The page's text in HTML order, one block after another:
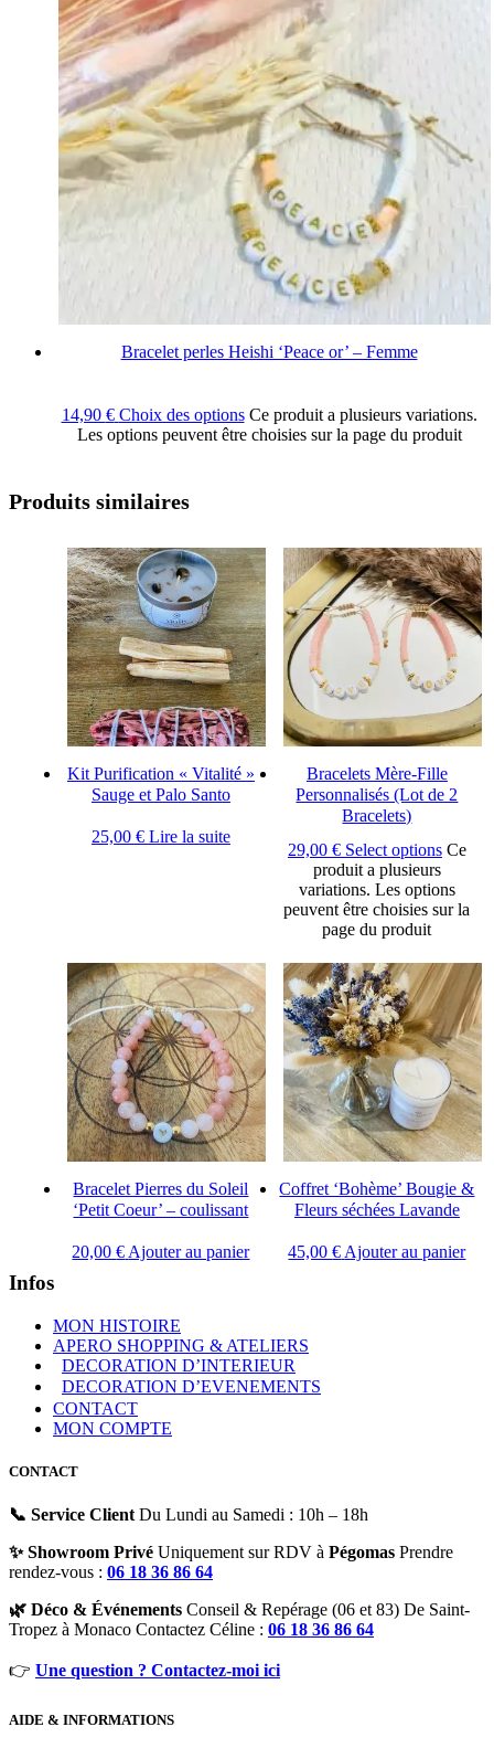
Bracelet perles Heishi ‘Peace or’ – Femme
14,90 € Choix des options Ce produit a plusieurs variations.
Les options peuvent être choisies sur la page du produit
Produits similaires
Kit Purification « Vitalité »
Sauge et Palo Santo
25,00 € Lire la suite
Bracelets Mère-Fille
Personnalisés (Lot de 2
Bracelets)
29,00 € Select options Ce
produit a plusieurs
variations. Les options
peuvent être choisies sur la
page du produit
Bracelet Pierres du Soleil
‘Petit Coeur’ – coulissant
20,00€ Ajouter au panier
Coffret ‘Bohème’ Bougie &
Fleurs séchées Lavande
45,00€ Ajouter au panier
Infos
MON HISTOIRE
APERO SHOPPING & ATELIERS
DECORATION D’INTERIEUR
DECORATION D’EVENEMENTS
CONTACT
MON COMPTE
CONTACT
📞 Service Client Du Lundi au Samedi : 10h – 18h
✨ Showroom Privé Uniquement sur RDV à Pégomas Prendre
rendez-vous : 06 18 36 86 64
🌿 Déco & Événements Conseil & Repérage (06 et 83) De Saint-
Tropez à Monaco Contactez Céline : 06 18 36 86 64
👉 Une question ? Contactez-moi ici
AIDE & INFORMATIONS